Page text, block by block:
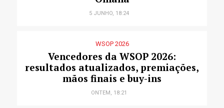
5 JUNHO, 18:24
WSOP 2026
Vencedores da WSOP 2026:
resultados atualizados, premiações,
mãos finais e buy-ins
ONTEM, 18:21